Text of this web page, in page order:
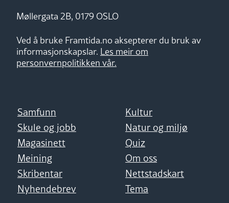
Møllergata 2B, 0179 OSLO
Ved å bruke Framtida.no aksepterer du bruk av
informasjonskapslar. Les meir om
personvernpolitikken vår.
Samfunn
Kultur
Skule og jobb
Natur og miljø
Magasinett
Quiz
Meining
Om oss
Skribentar
Nettstadskart
Nyhendebrev
Tema